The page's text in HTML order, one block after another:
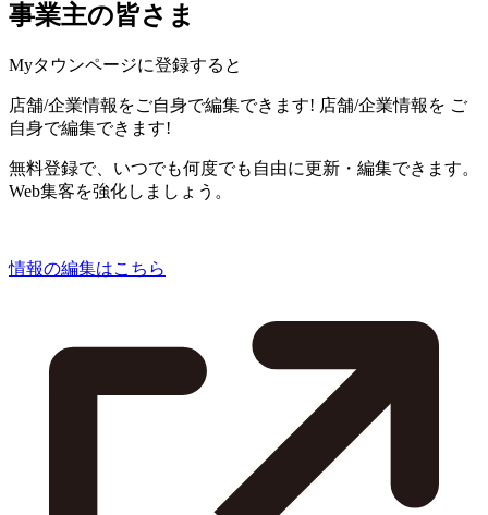
事業主の皆さま
Myタウンページに登録すると
店舗/企業情報をご自身で編集できます! 店舗/企業情報を ご
自身で編集できます!
無料登録で、いつでも何度でも自由に更新・編集できます。
Web集客を強化しましょう。
情報の編集はこちら